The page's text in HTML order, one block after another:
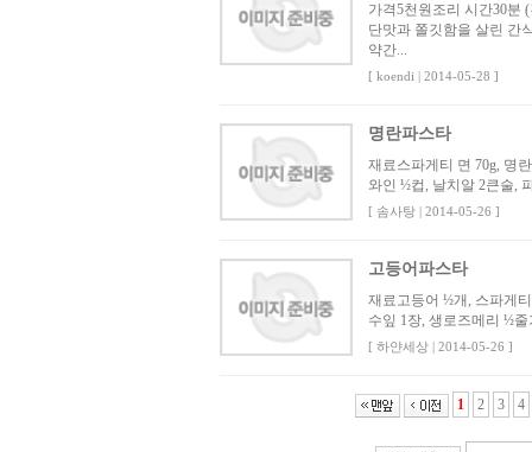
가격5천원조리 시간30분
단맛과 쫄깃함을 살린 간
약간...
[ koendi | 2014-05-28 ]
명란파스타
재료스파게티 면 70g, 명
와인 ½컵, 날치알 2큰술,
[ 솜사탕 | 2014-05-26 ]
고등어파스타
재료고등어 ½개, 스파게
수잎 1장, 생로즈메리 ½
[ 하얀세상 | 2014-05-26 ]
1 2 3 4